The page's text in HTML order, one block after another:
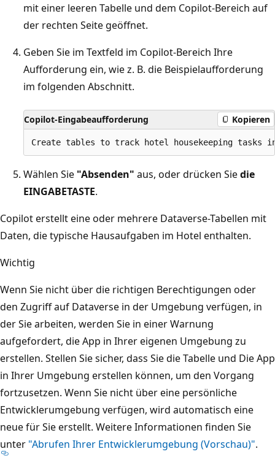
mit einer leeren Tabelle und dem Copilot-Bereich auf
der rechten Seite geöffnet.
Geben Sie im Textfeld im Copilot-Bereich Ihre
Aufforderung ein, wie z. B. die Beispielaufforderung
im folgenden Abschnitt.
Copilot-Eingabeaufforderung Kopieren
Wählen Sie "Absenden" aus, oder drücken Siedie
EINGABETASTE.
Copilot erstellt eine oder mehrere Dataverse-Tabellen mit
Daten, die typische Hausaufgaben im Hotel enthalten.
Wichtig
Wenn Sie nicht über die richtigen Berechtigungen oder
den Zugriff auf Dataverse in der Umgebung verfügen, in
der Sie arbeiten, werden Sie in einer Warnung
aufgefordert, die App in Ihrer eigenen Umgebung zu
erstellen. Stellen Sie sicher, dass Sie die Tabelle und Die App
in Ihrer Umgebung erstellen können, um den Vorgang
fortzusetzen. Wenn Sie nicht über eine persönliche
Entwicklerumgebung verfügen, wird automatisch eine
neue für Sie erstellt. Weitere Informationen finden Sie
unter "Abrufen Ihrer Entwicklerumgebung (Vorschau)".